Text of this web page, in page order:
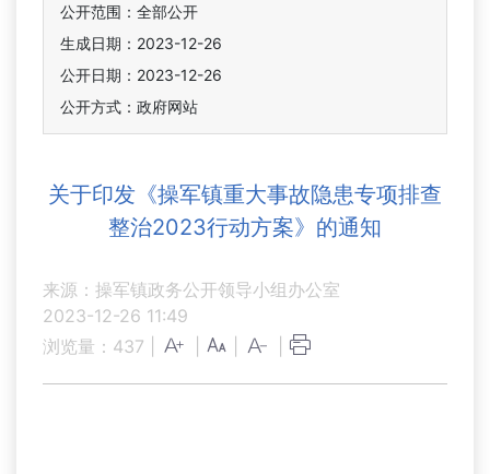
公开范围：全部公开
生成日期：2023-12-26
公开日期：2023-12-26
公开方式：政府网站
关于印发《操军镇重大事故隐患专项排查
整治2023行动方案》的通知
来源：操军镇政务公开领导小组办公室
2023-12-26 11:49
浏览量： 437